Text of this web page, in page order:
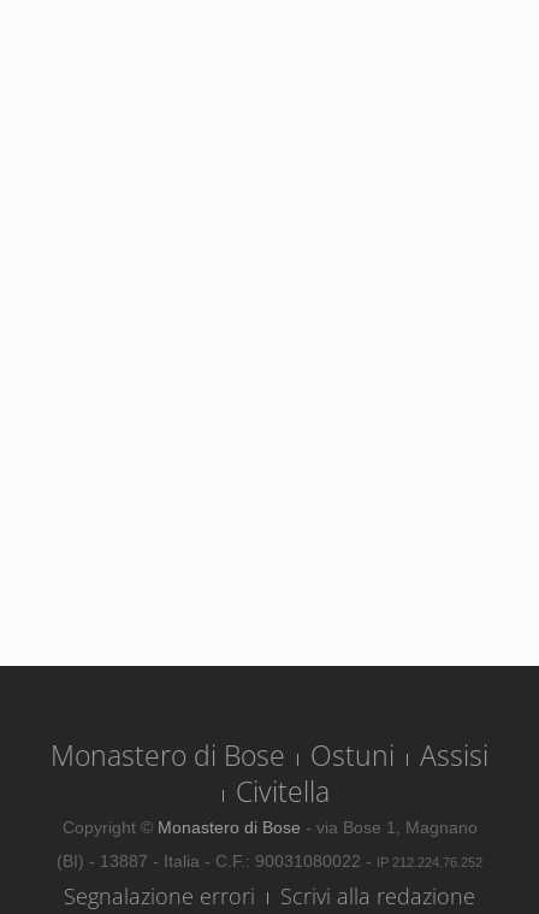
Monastero di Bose Ostuni
Assisi
Civitella
Copyright © Monastero di Bose - via Bose 1, Magnano
(BI) - 13887 - Italia - C.F.: 90031080022 - IP 212.224.76.252
Segnalazione errori
Scrivi alla redazione